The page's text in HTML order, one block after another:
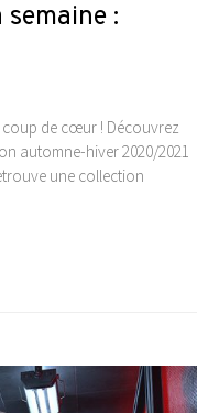
:
de cœur ! Découvrez
automne-hiver 2020/2021
une collection